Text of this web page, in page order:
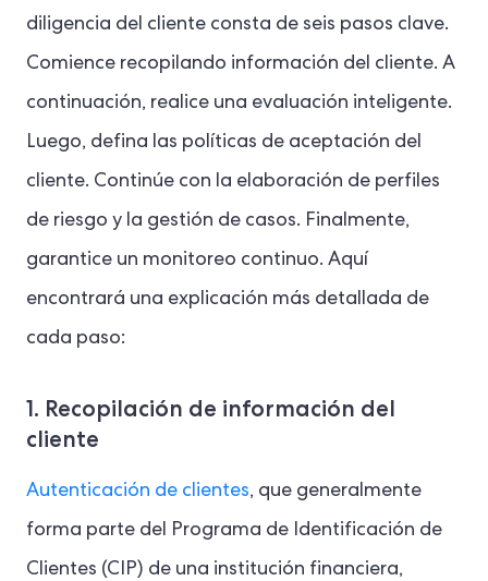
diligencia del cliente consta de seis pasos clave.
Comience recopilando información del cliente. A
continuación, realice una evaluación inteligente.
Luego, defina las políticas de aceptación del
cliente. Continúe con la elaboración de perfiles
de riesgo y la gestión de casos. Finalmente,
garantice un monitoreo continuo. Aquí
encontrará una explicación más detallada de
cada paso:
1. Recopilación de información del
cliente
Autenticación de clientes, que generalmente
forma parte del Programa de Identificación de
Clientes (CIP) de una institución financiera,